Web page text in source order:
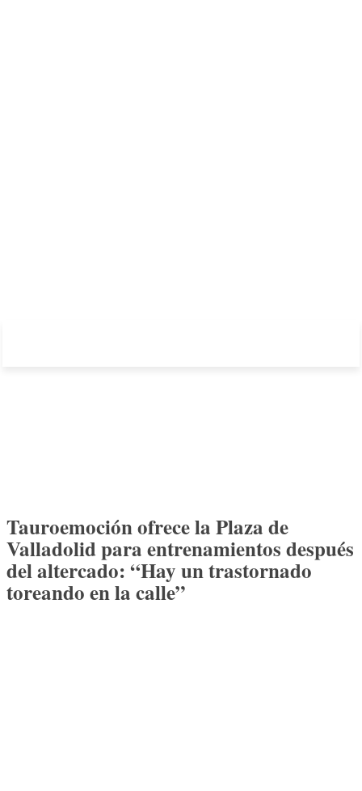
Tauroemoción ofrece la Plaza de
Valladolid para entrenamientos después
del altercado: “Hay un trastornado
toreando en la calle”